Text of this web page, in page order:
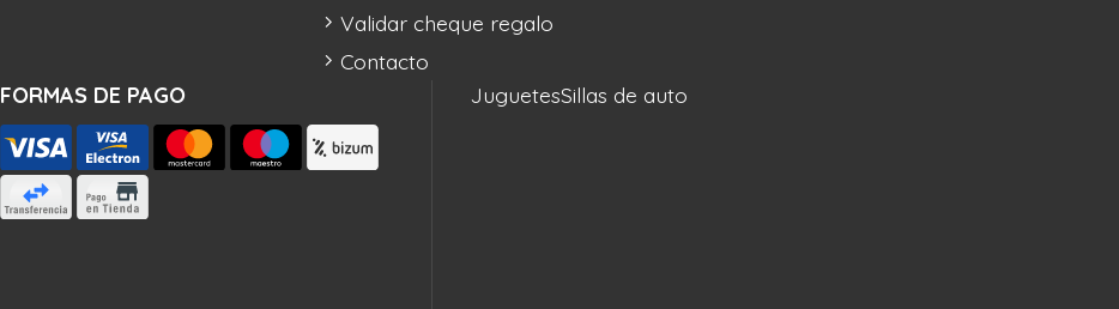
FORMAS DE PAGO
Validar cheque regalo
Contacto
JuguetesSillas de auto